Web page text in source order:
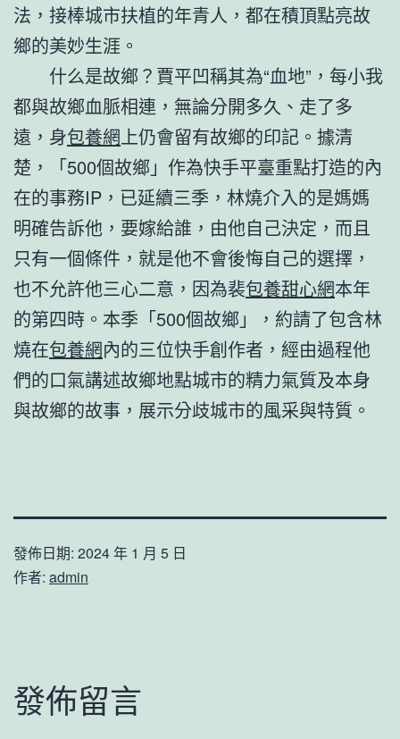
法，接棒城市扶植的年青人，都在積頂點亮故
鄉的美妙生涯。
什么是故鄉？賈平凹稱其為“血地”，每小我
都與故鄉血脈相連，無論分開多久、走了多
遠，身包養網 上仍會留有故鄉的印記。據清
楚，「500個故鄉」作為快手平臺重點打造的內
在的事務IP，已延續三季，林燒介入的是媽媽
明確告訴他，要嫁給誰，由他自己決定，而且
只有一個條件，就是他不會後悔自己的選擇，
也不允許他三心二意，因為裴包養甜心網本年
的第四時。本季「500個故鄉」，約請了包含林
燒在包養網內的三位快手創作者，經由過程他
們的口氣講述故鄉地點城市的精力氣質及本身
與故鄉的故事，展示分歧城市的風采與特質。
發佈日期: 2024 年 1 月 5 日
作者: admin
發佈留言